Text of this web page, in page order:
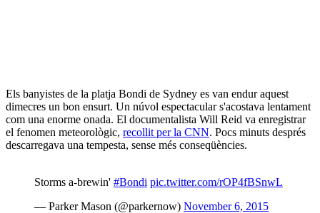
Els banyistes de la platja Bondi de Sydney es van endur aquest
dimecres un bon ensurt. Un núvol espectacular s'acostava lentament
com una enorme onada. El documentalista Will Reid va enregistrar
el fenomen meteorològic, recollit per la CNN. Pocs minuts després
descarregava una tempesta, sense més conseqüències.
Storms a-brewin' #Bondi pic.twitter.com/rOP4fBSnwL
— Parker Mason (@parkernow) November 6, 2015